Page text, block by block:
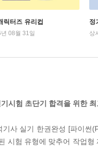
릭터즈 유리컵
08월 31일
정
상
시험 초단기 합격을 위한
기사 실기 한권완성 [파이
시험 유형에 맞추어 작업